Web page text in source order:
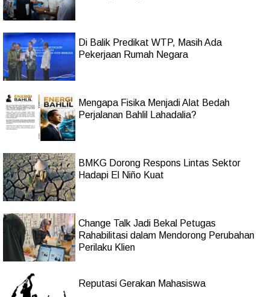
Di Balik Predikat WTP, Masih Ada
Pekerjaan Rumah Negara
Mengapa Fisika Menjadi Alat Bedah
Perjalanan Bahlil Lahadalia?
BMKG Dorong Respons Lintas Sektor
Hadapi El Niño Kuat
Change Talk Jadi Bekal Petugas
Rahabilitasi dalam Mendorong Perubahan
Perilaku Klien
Reputasi Gerakan Mahasiswa